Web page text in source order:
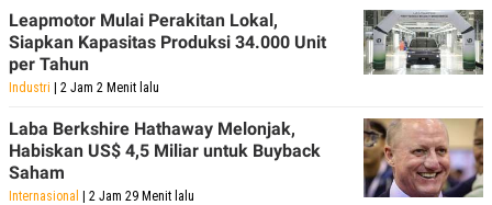
Leapmotor Mulai Perakitan Lokal,
Siapkan Kapasitas Produksi 34.000 Unit
per Tahun
Industri | 2 Jam 2 Menit lalu
Laba Berkshire Hathaway Melonjak,
Habiskan US$ 4,5 Miliar untuk Buyback
Saham
Internasional | 2 Jam 29 Menit lalu